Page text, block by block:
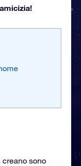
creano sono